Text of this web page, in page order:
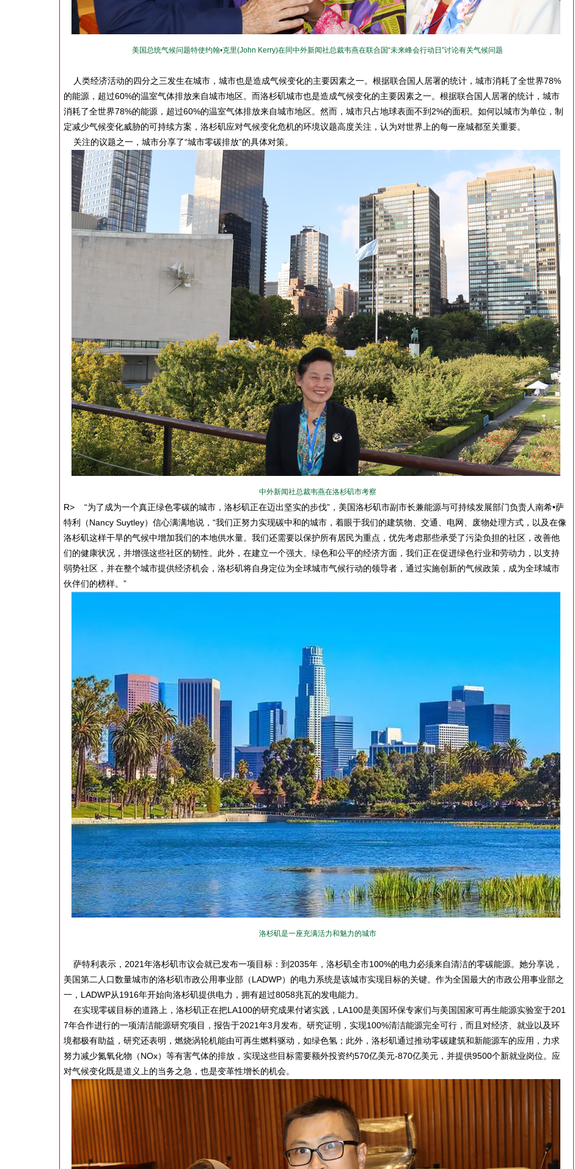
美国总统气候问题特使约翰•克里(John Kerry)在同中外新闻社总裁韦燕在联合国“未来峰会行动日”讨论有关气候问题
人类经济活动的四分之三发生在城市，城市也是造成气候变化的主要因素之一。根据联合国人居署的统计，城市消耗了全世界78%
的能源，超过60%的温室气体排放来自城市地区。而洛杉矶城市也是造成气候变化的主要因素之一。根据联合国人居署的统计，城市
消耗了全世界78%的能源，超过60%的温室气体排放来自城市地区。然而，城市只占地球表面不到2%的面积。如何以城市为单位，制
定减少气候变化威胁的可持续方案，洛杉矶应对气候变化危机的环境议题高度关注，认为对世界上的每一座城都至关重要。
关注的议题之一，城市分享了“城市零碳排放”的具体对策。
中外新闻社总裁韦燕在洛杉矶市考察
R> “为了成为一个真正绿色零碳的城市，洛杉矶正在迈出坚实的步伐”，美国洛杉矶市副市长兼能源与可持续发展部门负责人南希•萨
特利（Nancy Suytley）信心满满地说，“我们正努力实现碳中和的城市，着眼于我们的建筑物、交通、电网、废物处理方式，以及在像
洛杉矶这样干旱的气候中增加我们的本地供水量。我们还需要以保护所有居民为重点，优先考虑那些承受了污染负担的社区，改善他
们的健康状况，并增强这些社区的韧性。此外，在建立一个强大、绿色和公平的经济方面，我们正在促进绿色行业和劳动力，以支持
弱势社区，并在整个城市提供经济机会，洛杉矶将自身定位为全球城市气候行动的领导者，通过实施创新的气候政策，成为全球城市
伙伴们的榜样。”
洛杉矶是一座充满活力和魅力的城市
萨特利表示，2021年洛杉矶市议会就已发布一项目标：到2035年，洛杉矶全市100%的电力必须来自清洁的零碳能源。她分享说，
美国第二人口数量城市的洛杉矶市政公用事业部（LADWP）的电力系统是该城市实现目标的关键。作为全国最大的市政公用事业部之
一，LADWP从1916年开始向洛杉矶提供电力，拥有超过8058兆瓦的发电能力。
在实现零碳目标的道路上，洛杉矶正在把LA100的研究成果付诸实践，LA100是美国环保专家们与美国国家可再生能源实验室于201
7年合作进行的一项清洁能源研究项目，报告于2021年3月发布。研究证明，实现100%清洁能源完全可行，而且对经济、就业以及环
境都极有助益，研究还表明，燃烧涡轮机能由可再生燃料驱动，如绿色氢；此外，洛杉矶通过推动零碳建筑和新能源车的应用，力求
努力减少氮氧化物（NOx）等有害气体的排放，实现这些目标需要额外投资约570亿美元-870亿美元，并提供9500个新就业岗位。应
对气候变化既是道义上的当务之急，也是变革性增长的机会。